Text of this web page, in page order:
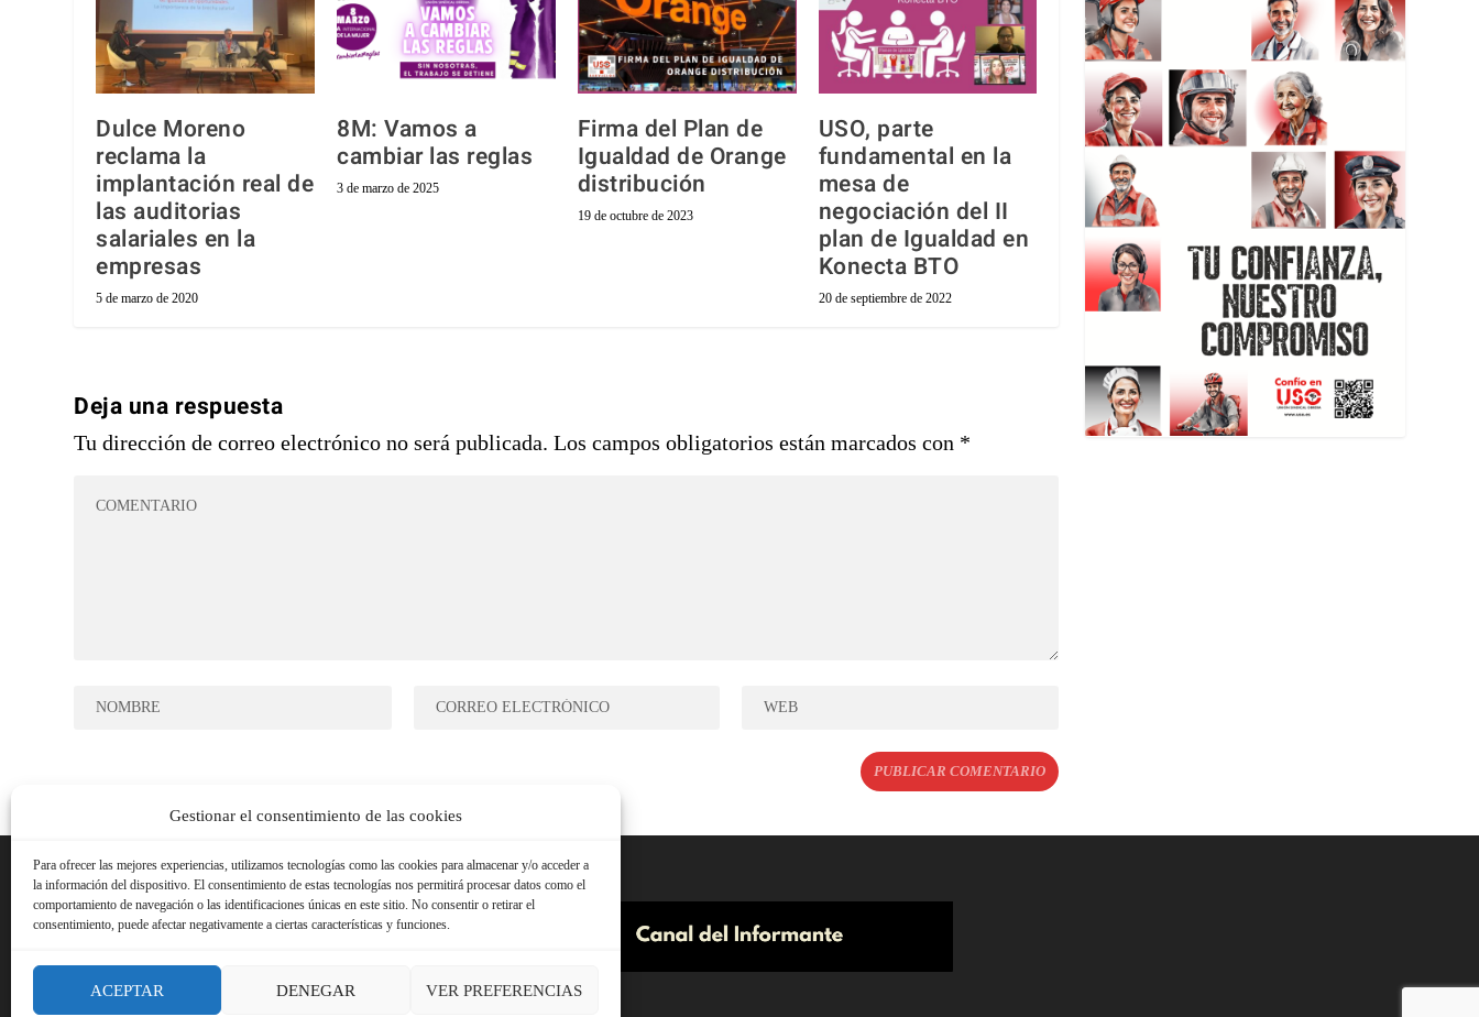
Gestionar el consentimiento de las cookies
Para ofrecer las mejores experiencias, utilizamos tecnologías como las cookies para almacenar y/o acceder a
la información del dispositivo. El consentimiento de estas tecnologías nos permitirá procesar datos como el
comportamiento de navegación o las identificaciones únicas en este sitio. No consentir o retirar el
consentimiento, puede afectar negativamente a ciertas características y funciones.
ACEPTAR DENEGAR VER PREFERENCIAS
Dulce Moreno
reclama la
implantación real de
las auditorias
salariales en la
empresas
5 de marzo de 2020
8M: Vamos a
cambiar las reglas
3 de marzo de 2025
Firma del Plan de
Igualdad de Orange
distribución
19 de octubre de 2023
USO, parte
fundamental en la
mesa de
negociación del II
plan de Igualdad en
Konecta BTO
20 de septiembre de 2022
Deja una respuesta
Tu dirección de correo electrónico no será publicada. Los campos obligatorios están marcados con *